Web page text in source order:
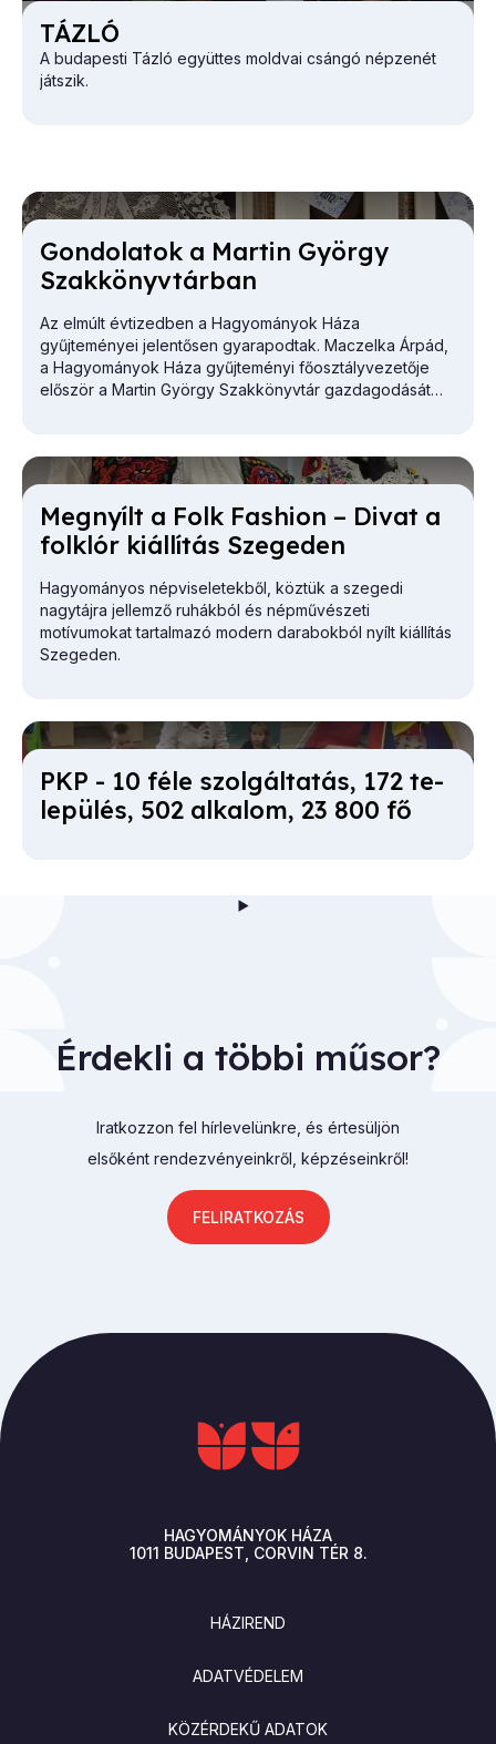
TÁZ­LÓ
A budapesti Tázló együttes moldvai csángó népzenét
játszik.
Gon­do­la­tok a Mar­tin György
Szak­könyv­tár­ban
Az elmúlt évtizedben a Hagyományok Háza
gyűjteményei jelentősen gyarapodtak. Maczelka Árpád,
a Hagyományok Háza gyűjteményi főosztályvezetője
először a Martin György Szakkönyvtár gazdagodását
Meg­nyílt a Folk Fashi­on – Di­vat a
folk­lór ki­ál­lí­tás Sze­ge­den
Hagyományos népviseletekből, köztük a szegedi
nagytájra jellemző ruhákból és népművészeti
motívumokat tartalmazó modern darabokból nyílt kiállítás
Szegeden.
PKP - 10 fé­le szol­gál­ta­tás, 172 te­
le­pü­lés, 502 al­ka­lom, 23 800 fő
Érdekli a többi műsor?
Iratkozzon fel hírlevelünkre, és értesüljön
elsőként rendezvényeinkről, képzéseinkről!
FELIRATKOZÁS
HAGYOMÁNYOK HÁZA
1011 BUDAPEST CORVIN TÉR 8.
HÁZIREND
ADATVÉDELEM
KÖZÉRDEKŰ ADATOK